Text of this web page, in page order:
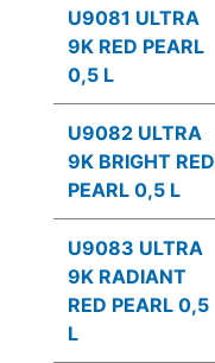
U9081 ULTRA
9K RED PEARL
0,5 L
U9082 ULTRA
9K BRIGHT RED
PEARL 0,5 L
U9083 ULTRA
9K RADIANT
RED PEARL 0,5
L